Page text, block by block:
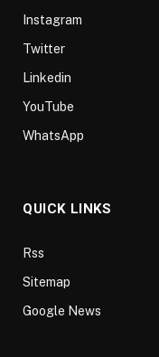
Instagram
Twitter
Linkedin
YouTube
WhatsApp
QUICK LINKS
Rss
Sitemap
Google News